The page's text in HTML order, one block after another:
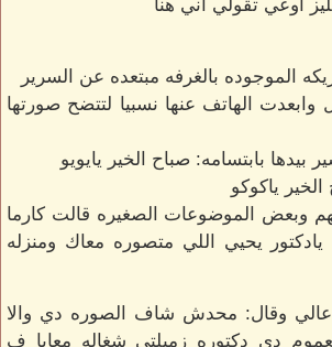
اوعي تقولي اني هنا
الموجوده بالغرفه مبتعده عن السرير
وابعدت الهاتف عنها نسبيا لتتضح صورتها
بيدها بابتسامه: صباح الخير يايويو
ياكوكو
وبعض الموضوعات الصغيره قالت كارما
يحيي اللي متصوره معاك ومنزله
وقال: محدش شاف الصوره دي والا
دي دكتوره زميلتي شغاله معايا ف